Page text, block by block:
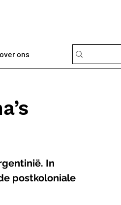
over ons
In
postkoloniale